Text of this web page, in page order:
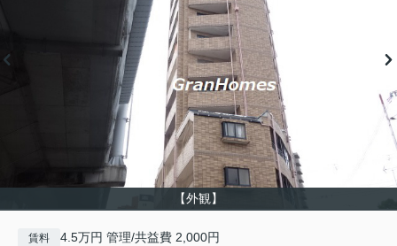
【外観】
賃料 4.5万円 管理/共益費 2,000円